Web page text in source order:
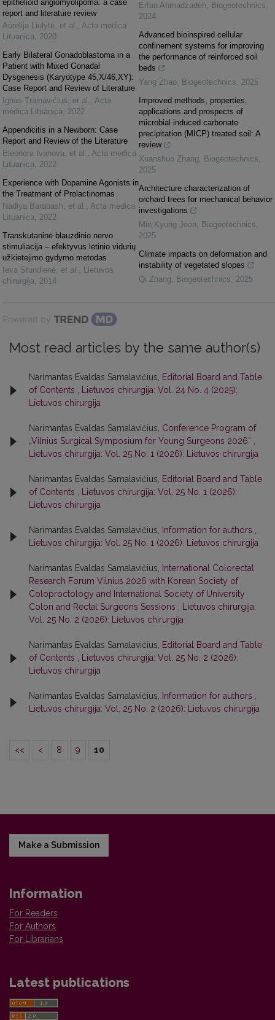
epithelioid angiomyolipoma: a case
report and literature review
Aurelija Liulytė, et al. , Acta medica
Lituanica, 2020
Early Bilateral Gonadoblastoma in a
Patient with Mixed Gonadal
Dysgenesis (Karyotype 45,X/46,XY):
Case Report and Review of Literature
Ignas Trainavičius, et al. , Acta
medica Lituanica, 2022
Appendicitis in a Newborn: Case
Report and Review of the Literature
Eleonora Ivanova, et al. , Acta medica
Lituanica, 2022
Experience with Dopamine Agonists in
the Treatment of Prolactinomas
Nadiya Barabash, et al. , Acta medica
Lituanica, 2022
Transkutaninė blauzdinio nervo
stimuliacija – efektyvus lėtinio vidurių
užkietėjimo gydymo metodas
Ieva Stundienė, et al. , Lietuvos
chirurgija, 2014
Erfan Ahmadzadeh, Biogeotechnics,
2024
Advanced bioinspired cellular
confinement systems for improving
the performance of reinforced soil
beds
Yang Zhao, Biogeotechnics, 2025
Improved methods, properties,
applications and prospects of
microbial induced carbonate
precipitation (MICP) treated soil: A
review
Xuanshuo Zhang, Biogeotechnics,
2025
Architecture characterization of
orchard trees for mechanical behavior
investigations
Min Kyung Jeon, Biogeotechnics,
2025
Climate impacts on deformation and
instability of vegetated slopes
Qi Zhang, Biogeotechnics, 2025
Powered by
Most read articles by the same author(s)
Narimantas Evaldas Samalavičius,
Editorial Board and Table
of Contents
Lietuvos chirurgija: Vol. 24 No. 4 (2025):
Lietuvos chirurgija
Narimantas Evaldas Samalavičius, Conference Program of
„Vilnius Surgical Symposium for Young Surgeons 2026“
Lietuvos chirurgija: Vol. 25 No. 1 (2026): Lietuvos chirurgija
Narimantas Evaldas Samalavičius,
Editorial Board and Table
of Contents
Lietuvos chirurgija: Vol. 25 No. 1 (2026):
Lietuvos chirurgija
Narimantas Evaldas Samalavičius, Information for authors
Lietuvos chirurgija: Vol. 25 No. 1 (2026): Lietuvos chirurgija
Narimantas Evaldas Samalavičius,
International Colorectal
Research Forum Vilnius 2026 with Korean Society of
Coloproctology and International Society of University
Colon and Rectal Surgeons Sessions
Lietuvos chirurgija:
Vol. 25 No. 2 (2026): Lietuvos chirurgija
Narimantas Evaldas Samalavičius,
Editorial Board and Table
of Contents
Lietuvos chirurgija: Vol. 25 No. 2 (2026):
Lietuvos chirurgija
Narimantas Evaldas Samalavičius, Information for authors
Lietuvos chirurgija: Vol. 25 No. 2 (2026): Lietuvos chirurgija
<< < 8 9 10
Make a Submission
Information
For Readers
For Authors
For Librarians
Latest publications